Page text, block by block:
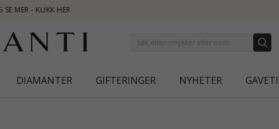
DIAMANTER GIFTERINGER NYHETER